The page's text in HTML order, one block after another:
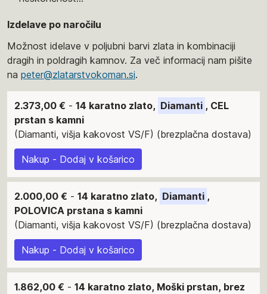
Izdelave po naročilu
Možnost idelave v poljubni barvi zlata in kombinaciji
dragih in poldragih kamnov. Za več informacij nam pišite
na peter@zlatarstvokoman.si.
2.373,00 € - 14 karatno zlato, Diamanti , CEL
prstan s kamni
(Diamanti, višja kakovost VS/F) (brezplačna dostava)
Nakup - Dodaj v košarico
2.000,00 € - 14 karatno zlato, Diamanti ,
POLOVICA prstana s kamni
(Diamanti, višja kakovost VS/F) (brezplačna dostava)
Nakup - Dodaj v košarico
1.862,00 € - 14 karatno zlato, Moški prstan, brez